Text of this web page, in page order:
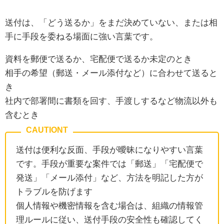
送付は、「どう送るか」をまだ決めていない、または相
手に手段を委ねる場面に強い言葉です。
資料を郵便で送るか、宅配便で送るか未定のとき
相手の希望（郵送・メール添付など）に合わせて送ると
き
社内で部署間に書類を回す、手渡しするなど物流以外も
含むとき
送付は便利な反面、手段が曖昧になりやすい言葉
です。手段が重要な案件では「郵送」「宅配便で
発送」「メール添付」など、方法を明記した方が
トラブルを防げます
個人情報や機密情報を含む場合は、組織の情報管
理ルールに従い、送付手段の安全性も確認してく